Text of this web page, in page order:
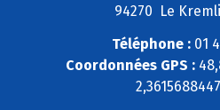
94270 Le
Téléphone : 01
Coordonnées GPS :